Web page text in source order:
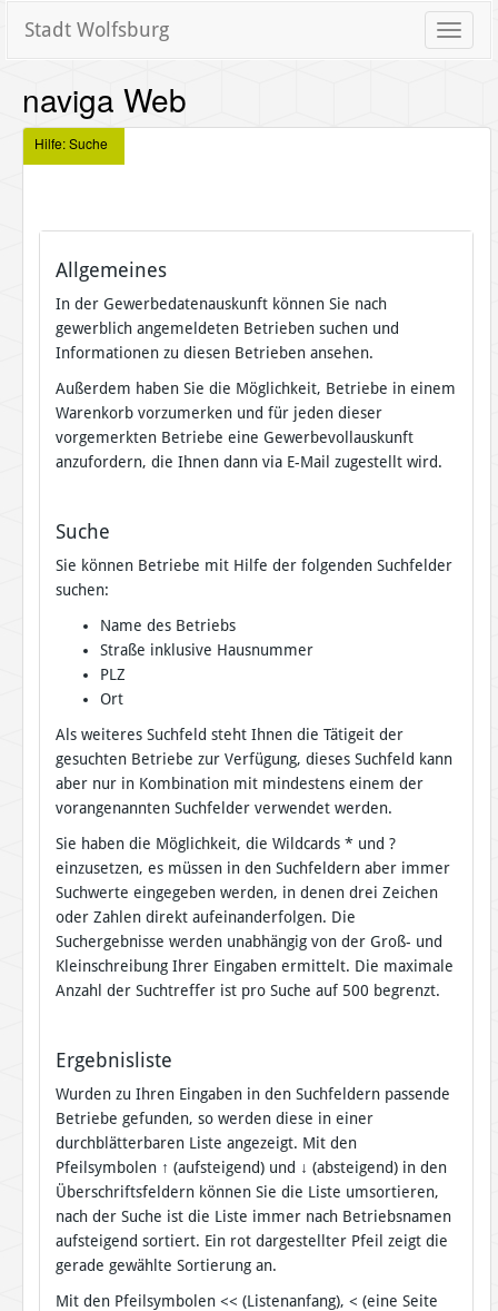
Toggle
Stadt Wolfsburg
naviga Web
Hilfe: Suche
Allgemeines
In der Gewerbedatenauskunft können Sie nach
gewerblich angemeldeten Betrieben suchen und
Informationen zu diesen Betrieben ansehen.
Außerdem haben Sie die Möglichkeit, Betriebe in einem
Warenkorb vorzumerken und für jeden dieser
vorgemerkten Betriebe eine Gewerbevollauskunft
anzufordern, die Ihnen dann via E-Mail zugestellt wird.
Suche
Sie können Betriebe mit Hilfe der folgenden Suchfelder
suchen:
Name des Betriebs
Straße inklusive Hausnummer
PLZ
Ort
Als weiteres Suchfeld steht Ihnen die Tätigeit der
gesuchten Betriebe zur Verfügung, dieses Suchfeld kann
aber nur in Kombination mit mindestens einem der
vorangenannten Suchfelder verwendet werden.
Sie haben die Möglichkeit, die Wildcards * und ?
einzusetzen, es müssen in den Suchfeldern aber immer
Suchwerte eingegeben werden, in denen drei Zeichen
oder Zahlen direkt aufeinanderfolgen. Die
Suchergebnisse werden unabhängig von der Groß- und
Kleinschreibung Ihrer Eingaben ermittelt. Die maximale
Anzahl der Suchtreffer ist pro Suche auf 500 begrenzt.
Ergebnisliste
Wurden zu Ihren Eingaben in den Suchfeldern passende
Betriebe gefunden, so werden diese in einer
durchblätterbaren Liste angezeigt. Mit den
Pfeilsymbolen ↑ (aufsteigend) und ↓ (absteigend) in den
Überschriftsfeldern können Sie die Liste umsortieren,
nach der Suche ist die Liste immer nach Betriebsnamen
aufsteigend sortiert. Ein rot dargestellter Pfeil zeigt die
gerade gewählte Sortierung an.
Mit den Pfeilsymbolen << (Listenanfang), < (eine Seite